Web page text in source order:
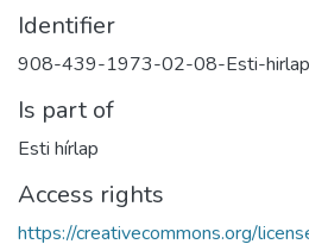
Identifier
908-439-1973-02-08-Esti-
Is part of
Esti hírlap
Access rights
https://creativecommons.org/